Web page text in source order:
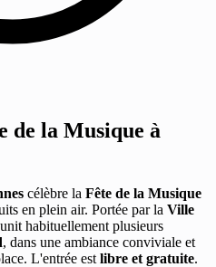
de la Musique à
célèbre la Fête de la Musique
en plein air. Portée par la Ville
habituellement plusieurs
, dans une ambiance conviviale et
L'entrée est libre et gratuite.